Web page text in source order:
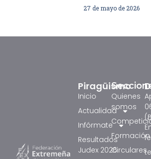
27 de mayo de 2026
Quienes
somos
Formación
Circulares
Piragüismo
Inicio
Actualidad
Infórmate
Resultados
Judex 2026